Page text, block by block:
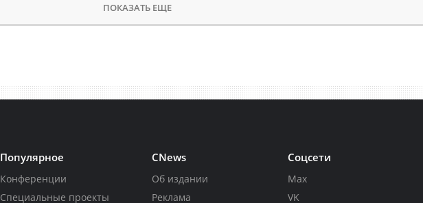
ПОКАЗАТЬ ЕЩЕ
Популярное
Конференции
Специальные проекты
CNews
Об издании
Реклама
Соцсети
Max
VK